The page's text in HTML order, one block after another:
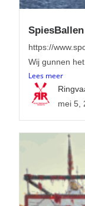
https://
Wij gunnen
Lees meer
mei 5,